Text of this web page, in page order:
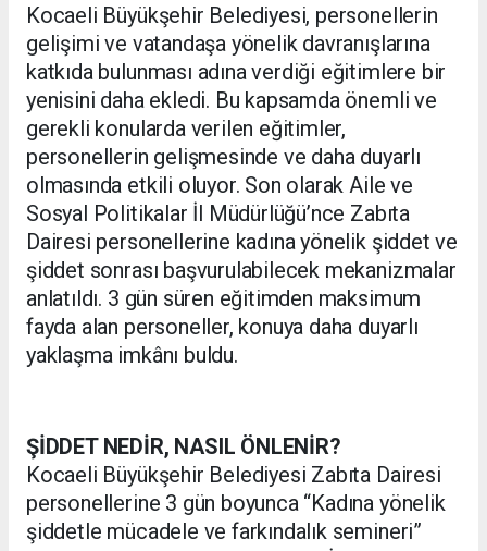
Kocaeli Büyükşehir Belediyesi, personellerin
gelişimi ve vatandaşa yönelik davranışlarına
katkıda bulunması adına verdiği eğitimlere bir
yenisini daha ekledi. Bu kapsamda önemli ve
gerekli konularda verilen eğitimler,
personellerin gelişmesinde ve daha duyarlı
olmasında etkili oluyor. Son olarak Aile ve
Sosyal Politikalar İl Müdürlüğü’nce Zabıta
Dairesi personellerine kadına yönelik şiddet ve
şiddet sonrası başvurulabilecek mekanizmalar
anlatıldı. 3 gün süren eğitimden maksimum
fayda alan personeller, konuya daha duyarlı
yaklaşma imkânı buldu.
ŞİDDET NEDİR, NASIL ÖNLENİR?
Kocaeli Büyükşehir Belediyesi Zabıta Dairesi
personellerine 3 gün boyunca “Kadına yönelik
şiddetle mücadele ve farkındalık semineri”